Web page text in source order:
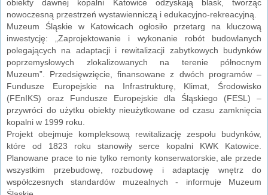
obiekty dawnej kopalni Katowice odzyskają blask, tworząc
nowoczesną przestrzeń wystawienniczą i edukacyjno-rekreacyjną.
Muzeum Śląskie w Katowicach ogłosiło przetarg na kluczową
inwestycję: „Zaprojektowanie i wykonanie robót budowlanych
polegających na adaptacji i rewitalizacji zabytkowych budynków
poprzemysłowych zlokalizowanych na terenie północnym
Muzeum”. Przedsięwzięcie, finansowane z dwóch programów –
Fundusze Europejskie na Infrastrukturę, Klimat, Środowisko
(FEnIKS) oraz Fundusze Europejskie dla Śląskiego (FESL) –
przywróci do użytku obiekty nieużytkowane od czasu zamknięcia
kopalni w 1999 roku.
Projekt obejmuje kompleksową rewitalizację zespołu budynków,
które od 1823 roku stanowiły serce kopalni KWK Katowice.
Planowane prace to nie tylko remonty konserwatorskie, ale przede
wszystkim przebudowę, rozbudowę i adaptację wnętrz do
współczesnych standardów muzealnych - informuje Muzeum